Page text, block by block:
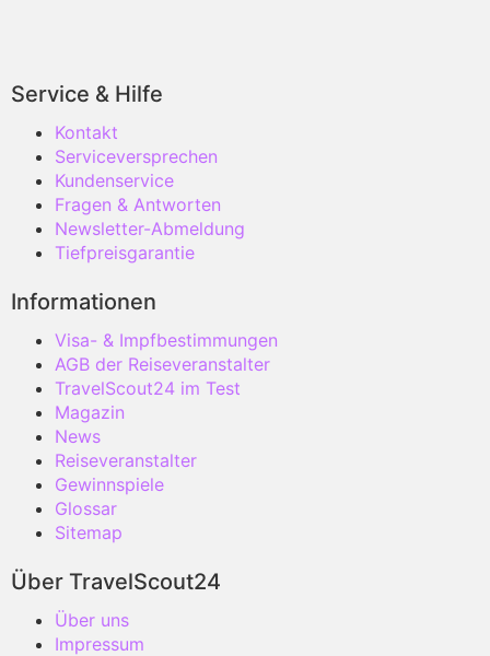
Service & Hilfe
Kontakt
Serviceversprechen
Kundenservice
Fragen & Antworten
Newsletter-Abmeldung
Tiefpreisgarantie
Informationen
Visa- & Impfbestimmungen
AGB der Reiseveranstalter
TravelScout24 im Test
Magazin
News
Reiseveranstalter
Gewinnspiele
Glossar
Sitemap
Über TravelScout24
Über uns
Impressum